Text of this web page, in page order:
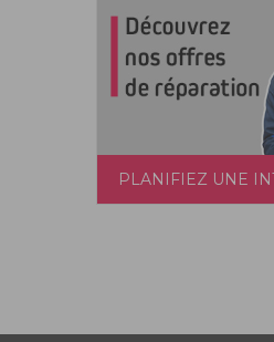
PLANIFIEZ UNE